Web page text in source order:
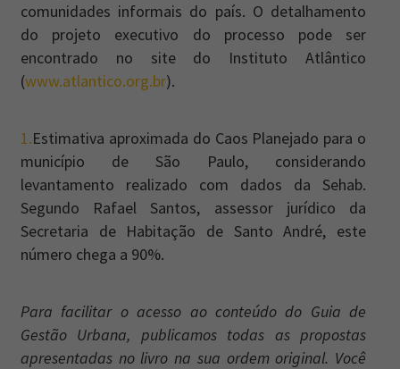
comunidades informais do país. O detalhamento
do projeto executivo do processo pode ser
encontrado no site do Instituto Atlântico
(www.atlantico.org.br).
1.Estimativa aproximada do Caos Planejado para o
município de São Paulo, considerando
levantamento realizado com dados da Sehab.
Segundo Rafael Santos, assessor jurídico da
Secretaria de Habitação de Santo André, este
número chega a 90%.
Para facilitar o acesso ao conteúdo do Guia de
Gestão Urbana, publicamos todas as propostas
apresentadas no livro na sua ordem original. Você